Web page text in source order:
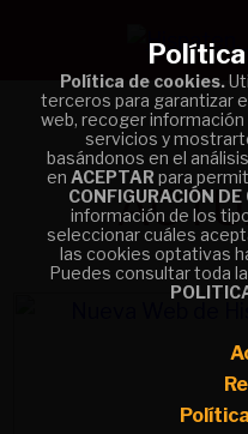
Política de cookies.
terceros para garantizar
web, recoger
servicios y
basándonos en el
en ACEPTARpara
CONFIGURACIÓN DE
información de los
seleccionar cuáles
las cookies optativas
Puedes consultar toda
Política de cookies.
terceros para garantizar
web, recoger
servicios y
basándonos en el
en ACEPTARpara
CONFIGURACIÓN DE
información de los
seleccionar cuáles
las cookies optativas
Puedes consultar toda